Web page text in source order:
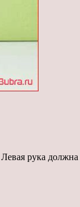
рука должна